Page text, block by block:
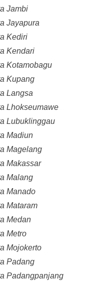
Jambi
Jayapura
Kediri
Kendari
Kotamobagu
Kupang
Langsa
Lhokseumawe
Lubuklinggau
Madiun
Magelang
Makassar
Malang
Manado
Mataram
Medan
Metro
Mojokerto
Padang
Padangpanjang